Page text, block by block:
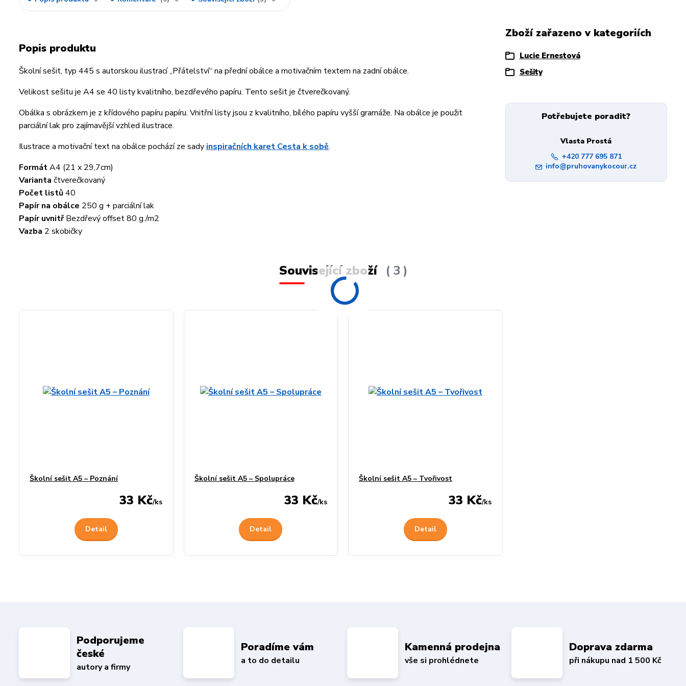
Popis produktu
Školní sešit, typ 445 s autorskou ilustrací „Přátelství“ na přední obálce a motivačním textem na zadní obálce.
Velikost sešitu je A4 se 40 listy kvalitního, bezdřevého papíru. Tento sešit je čtverečkovaný.
Obálka s obrázkem je z křídového papíru papíru. Vnitřní listy jsou z kvalitního, bílého papíru vyšší gramáže. Na obálce je použit
parciální lak pro zajímavější vzhled ilustrace.
Ilustrace a motivační text na obálce pochází ze sady inspiračních karet Cesta k sobě.
FormátA4 (21 x 29,7cm)
Varianta čtverečkovaný
Počet listů40
Papír na obálce 250 g + parciální lak
Papír uvnitřBezdřevý offset 80 g./m2
Vazba 2 skobičky
Zboží zařazeno v kategoriích
Lucie Ernestová
Sešity
Potřebujete poradit?
Vlasta Prostá
+420 777 695 871
info@pruhovanykocour.cz
Související zboží 3
Školní sešit A5 – Poznání
33 Kč/ks
Detail
Školní sešit A5 – Spolupráce
33 Kč/ks
Detail
Školní sešit A5 – Tvořivost
33 Kč/ks
Detail
Podporujeme
české
autory a firmy
Poradíme vám
a to do detailu
Kamenná prodejna
vše si prohlédnete
Doprava zdarma
při nákupu nad 1 500 Kč